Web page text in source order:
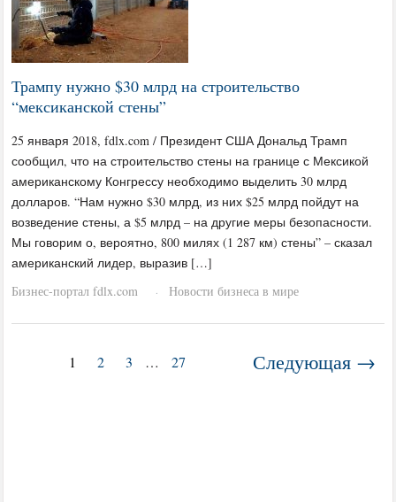
Трампу нужно $30 млрд на строительство
“мексиканской стены”
25 января 2018, fdlx.com / Президент США Дональд Трамп
сообщил, что на строительство стены на границе с Мексикой
американскому Конгрессу необходимо выделить 30 млрд
долларов. “Нам нужно $30 млрд, из них $25 млрд пойдут на
возведение стены, а $5 млрд – на другие меры безопасности.
Мы говорим о, вероятно, 800 милях (1 287 км) стены” – сказал
американский лидер, выразив […]
Бизнес-портал fdlx.com
· Новости бизнеса в мире
1 2 3 … 27 Следующая →